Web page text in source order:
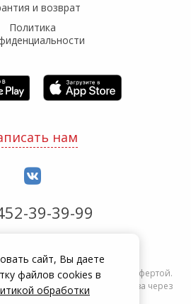
и возврат
Политика
нам
39-39-99
не является публичной офертой.
только при оформлении заказа через
магазин zakrepi.ru.
сайт, Вы даете
файлов cookies в
обработки